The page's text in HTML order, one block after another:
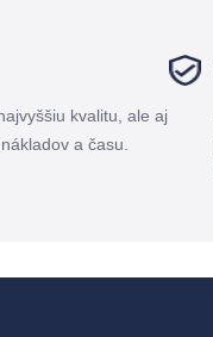
kvalitu, ale aj
a času.